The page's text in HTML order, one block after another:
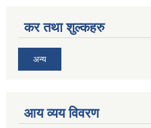
कर तथा शुल्कहरु
अन्य
आय व्यय विवरण